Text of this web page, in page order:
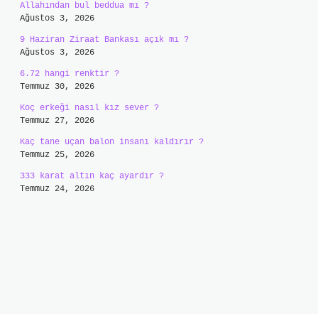
Allahından bul beddua mı ?
Ağustos 3, 2026
9 Haziran Ziraat Bankası açık mı ?
Ağustos 3, 2026
6.72 hangi renktir ?
Temmuz 30, 2026
Koç erkeği nasıl kız sever ?
Temmuz 27, 2026
Kaç tane uçan balon insanı kaldırır ?
Temmuz 25, 2026
333 karat altın kaç ayardır ?
Temmuz 24, 2026